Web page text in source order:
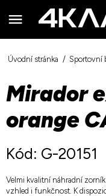
Úvodní stránka Sportovní
Mirador
orange
Kód: G-20151
Velmi kvalitní náhradní
vzhled i funkčnost. K